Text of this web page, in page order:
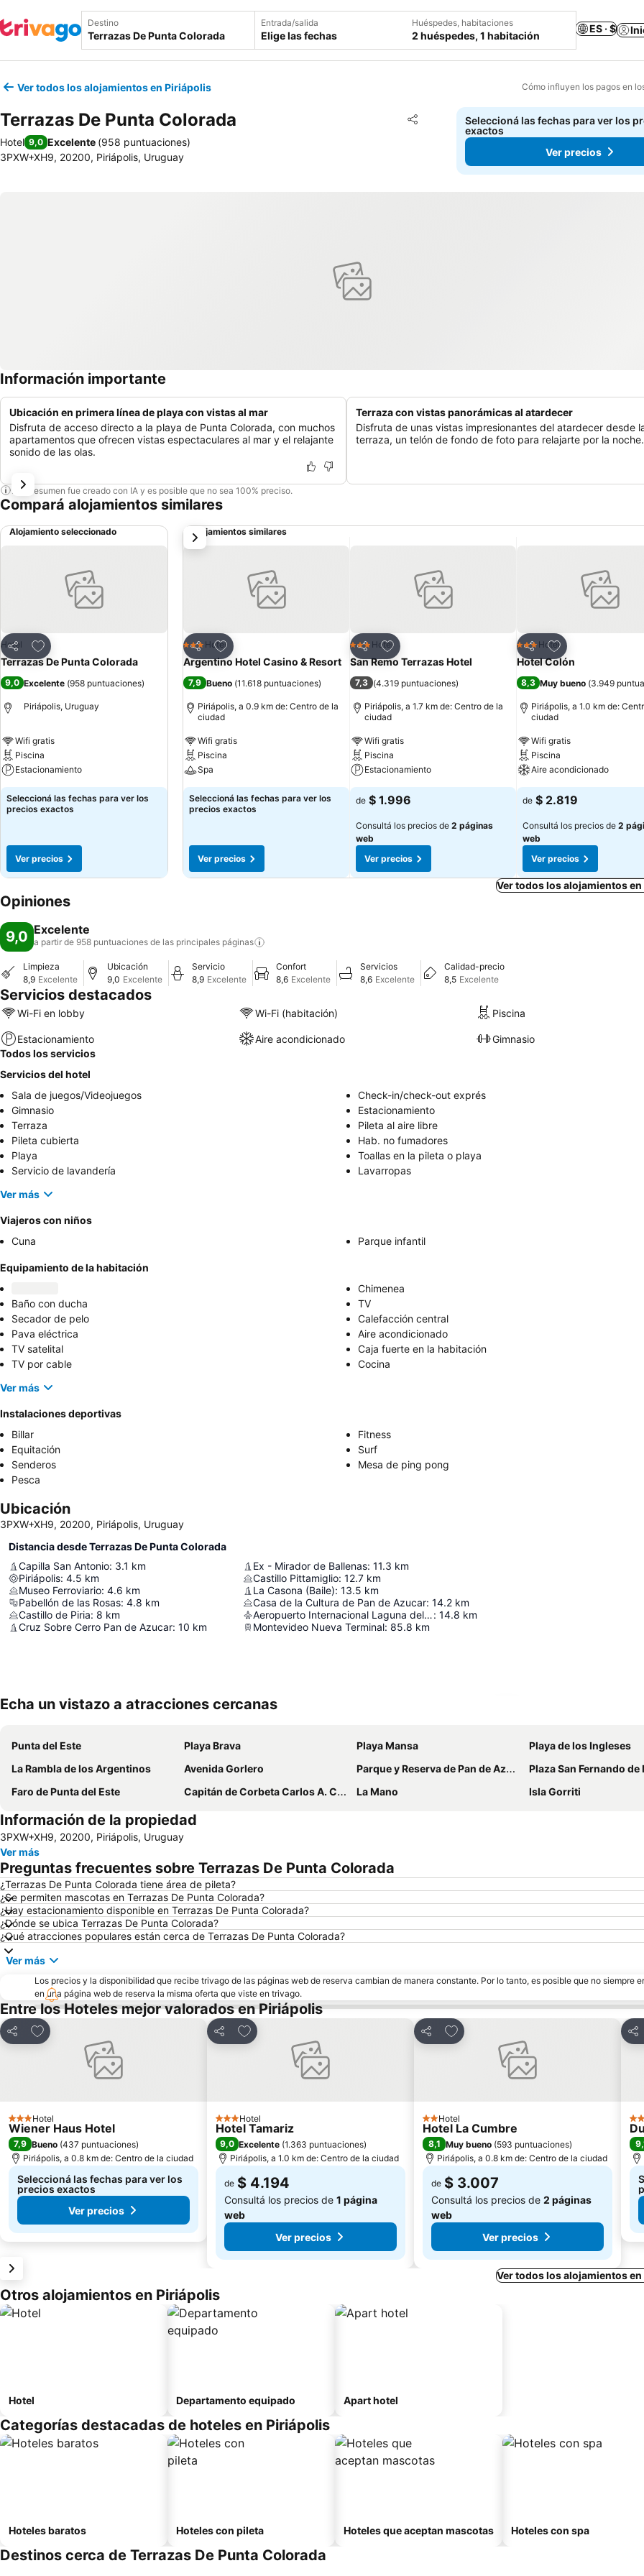
Destino Entrada/salida
Elige las fechas
Huéspedes, habitaciones
2 huéspedes, 1 habitación
ES · $
Ver todos los alojamientos en Piriápolis Cómo influyen los pagos en
Terrazas De Punta Colorada Compartir
Añadir a favoritos
Hotel 9,0 Excelente (958 puntuaciones)
3PXW+XH9, 20200, Piriápolis, Uruguay
Seleccioná las fechas para ver los
exactos
Ver precios
Información importante
Ubicación en primera línea de playa con vistas al mar
Disfruta de acceso directo a la playa de Punta Colorada, con muchos
apartamentos que ofrecen vistas espectaculares al mar y el relajante
sonido de las olas.
Terraza con vistas panorámicas al atardecer
Disfruta de unas vistas impresionantes del atardecer desde
terraza, un telón de fondo de foto para relajarte por la noche.
Este resumen fue creado con IA y es posible que no sea 100% preciso.
Compará alojamientos similares
Alojamiento seleccionado
Compartir
Añadir a favoritos
Hotel
Terrazas De Punta Colorada
9,0 Excelente (958 puntuaciones)
Piriápolis, Uruguay
Wifi gratis
Piscina
Estacionamiento
Seleccioná las fechas para ver los
precios exactos
Ver precios
Alojamientos similares
Compartir
Añadir a favoritos
3 Estrellas
Hotel
Argentino Hotel Casino & Resort
7,9 Bueno (11.618 puntuaciones)
Piriápolis, a 0.9 km de: Centro de la
ciudad
Wifi gratis
Piscina
Spa
Seleccioná las fechas para ver los
precios exactos
Ver precios
Compartir
Añadir a favoritos
3 Estrellas
Hotel
San Remo Terrazas Hotel
7,3 (4.319 puntuaciones)
Piriápolis, a 1.7 km de: Centro de la
ciudad
Wifi gratis
Piscina
Estacionamiento
de $ 1.996
Consultá los precios de 2 páginas
web
Ver precios
Compartir
Añadir a favoritos
3 Estrellas
Hotel
Hotel Colón
8,3 Muy bueno (3.949
Piriápolis, a 1.0 km de:
ciudad
Wifi gratis
Piscina
Aire acondicionado
de $ 2.819
Consultá los precios de 2
web
Ver precios
siguiente
Ver todos los alojamientos
Opiniones
9,0 Excelente
a partir de 958 puntuaciones de las principales páginas
Limpieza
8,9 Excelente
Ubicación
9,0 Excelente
Servicio
8,9 Excelente
Confort
8,6 Excelente
Servicios
8,6 Excelente
Calidad-precio
8,5 Excelente
Servicios destacados
Wi-Fi en lobby Wi-Fi (habitación) Piscina
Estacionamiento Aire acondicionado
Gimnasio
Todos los servicios
Servicios del hotel
Sala de juegos/Videojuegos
Check-in/check-out exprés
Gimnasio
Estacionamiento
Terraza
Pileta al aire libre
Pileta cubierta
Hab. no fumadores
Playa
Toallas en la pileta o playa
Servicio de lavandería
Lavarropas
Ver más
Viajeros con niños
Cuna
Parque infantil
Equipamiento de la habitación
Chimenea
Baño con ducha
TV
Secador de pelo
Calefacción central
Pava eléctrica
Aire acondicionado
TV satelital
Caja fuerte en la habitación
TV por cable
Cocina
Ver más
Instalaciones deportivas
Billar
Fitness
Equitación
Surf
Senderos
Mesa de ping pong
Pesca
Ubicación
3PXW+XH9, 20200, Piriápolis, Uruguay
Distancia desde Terrazas De Punta Colorada
Capilla San Antonio: 3.1 km
Piriápolis: 4.5 km
Museo Ferroviario: 4.6 km
Pabellón de las Rosas: 4.8 km
Castillo de Piria: 8 km
Cruz Sobre Cerro Pan de Azucar: 10 km
Ex - Mirador de Ballenas: 11.3 km
Castillo Pittamiglio: 12.7 km
La Casona (Baile): 13.5 km
Casa de la Cultura de Pan de Azucar: 14.2 km
Aeropuerto Internacional Laguna del Sauce "Capitán de Corbeta Carlos Curbelo": 14.8 km
Montevideo Nueva Terminal: 85.8 km
Echa un vistazo a atracciones cercanas
Punta del Este Playa Brava Playa Mansa
Playa de los Ingleses
La Rambla de los Argentinos
Avenida Gorlero Parque y Reserva de Pan de Azúcar
Plaza San Fernando de
Faro de Punta del Este
Capitán de Corbeta Carlos A. Curbelo International Airport La Mano Isla Gorriti
Información de la propiedad
3PXW+XH9, 20200, Piriápolis, Uruguay
Ver más
Preguntas frecuentes sobre Terrazas De Punta Colorada
¿Terrazas De Punta Colorada tiene área de pileta?
¿Se permiten mascotas en Terrazas De Punta Colorada?
¿Hay estacionamiento disponible en Terrazas De Punta Colorada?
¿Dónde se ubica Terrazas De Punta Colorada?
¿Qué atracciones populares están cerca de Terrazas De Punta Colorada?
Ver más
Los precios y la disponibilidad que recibe trivago de las páginas web de reserva cambian de manera constante. Por lo tanto, es posible que no siempre
en una página web de reserva la misma oferta que viste en trivago.
Entre los Hoteles mejor valorados en Piriápolis
Compartir
Añadir a favoritos
3 Estrellas
Hotel
Wiener Haus Hotel
7,9 Bueno (437 puntuaciones)
Piriápolis, a 0.8 km de: Centro de la ciudad
Seleccioná las fechas para ver los
precios exactos
Ver precios
Compartir
Añadir a favoritos
3 Estrellas
Hotel
Hotel Tamariz
9,0 Excelente (1.363 puntuaciones)
Piriápolis, a 1.0 km de: Centro de la ciudad
de $ 4.194
Consultá los precios de 1 página
web
Ver precios
Compartir
Añadir a favoritos
2 Estrellas
Hotel
Hotel La Cumbre
8,1 Muy bueno (593 puntuaciones)
Piriápolis, a 0.8 km de: Centro de la ciudad
de $ 3.007
Consultá los precios de 2 páginas
web
Ver precios
3
Ver todos los alojamientos
Otros alojamientos en Piriápolis
Hotel Departamento equipado Apart hotel
Categorías destacadas de hoteles en Piriápolis
Hoteles baratos Hoteles con pileta Hoteles que aceptan mascotas Hoteles con spa
Destinos cerca de Terrazas De Punta Colorada